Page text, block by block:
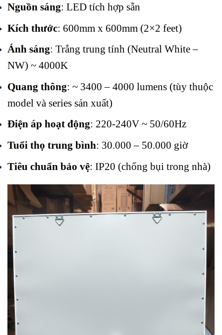
Nguồn sáng: LED tích hợp sẵn
Kích thước: 600mm x 600mm (2×2 feet)
Ánh sáng: Trắng trung tính (Neutral White –
NW) ~ 4000K
Quang thông: ~ 3400 – 4000 lumens (tùy thuộc
model và series sản xuất)
Điện áp hoạt động: 220-240V ~ 50/60Hz
Tuổi thọ trung bình: 30.000 – 50.000 giờ
Tiêu chuẩn bảo vệ: IP20 (chống bụi trong nhà)